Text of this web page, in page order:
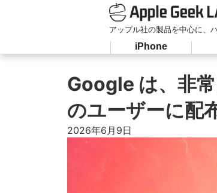
アップル社の製品を中心に、
iPhone
Google は、非
のユーザーに配
2026年6月9日